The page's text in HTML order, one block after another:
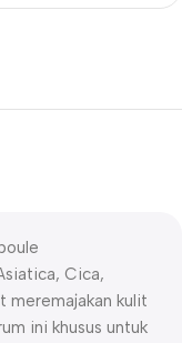
Cica,
meremajakan kulit
ini khusus untuk